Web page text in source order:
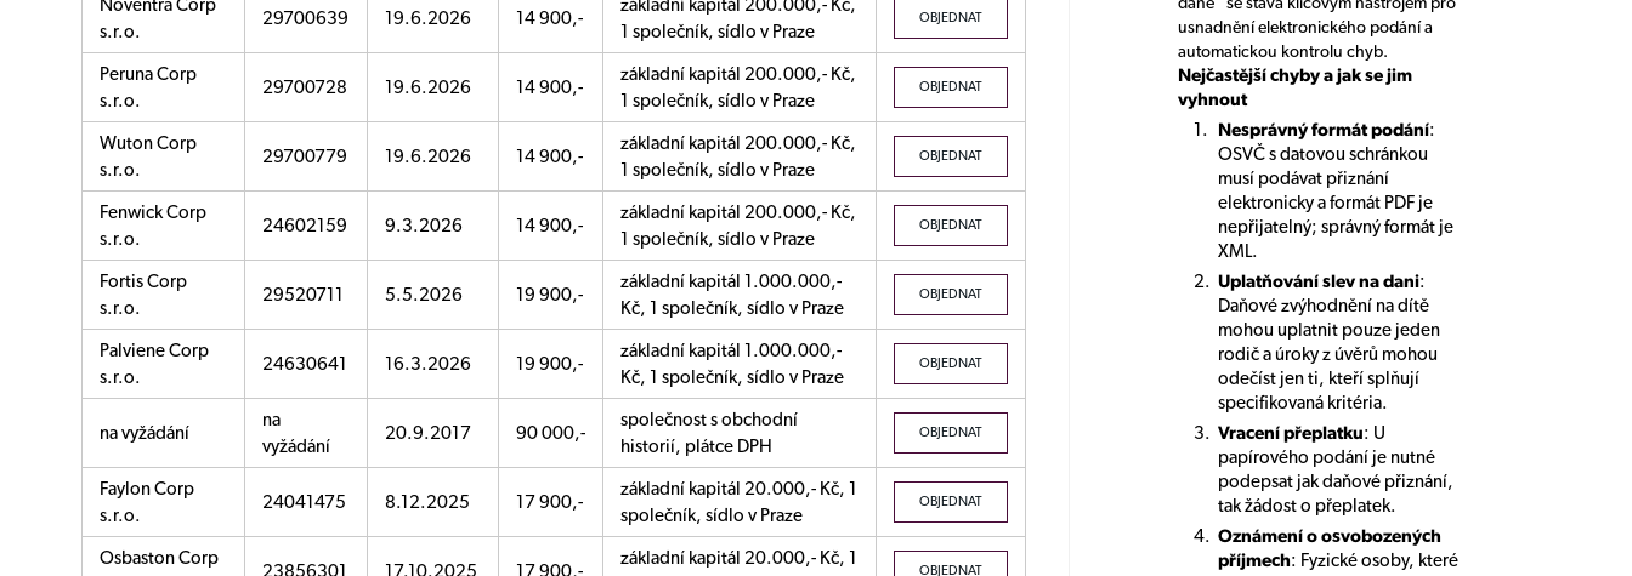
Noventra Corp
s.r.o.
29700639 19.6.2026 14 900,-
základní kapitál 200.000,- Kč,
1 společník, sídlo v Praze
OBJEDNAT
Peruna Corp
s.r.o.
29700728 19.6.2026 14 900,-
základní kapitál 200.000,- Kč,
1 společník, sídlo v Praze
OBJEDNAT
Wuton Corp
s.r.o.
29700779 19.6.2026 14 900,-
základní kapitál 200.000,- Kč,
1 společník, sídlo v Praze
OBJEDNAT
Fenwick Corp
s.r.o.
24602159 9.3.2026 14 900,-
základní kapitál 200.000,- Kč,
1 společník, sídlo v Praze
OBJEDNAT
Fortis Corp
s.r.o.
29520711 5.5.2026 19 900,-
základní kapitál 1.000.000,-
Kč, 1 společník, sídlo v Praze
OBJEDNAT
Palviene Corp
s.r.o.
24630641 16.3.2026 19 900,-
základní kapitál 1.000.000,-
Kč, 1 společník, sídlo v Praze
OBJEDNAT
na vyžádání
na
vyžádání
20.9.2017 90 000,-
společnost s obchodní
historií, plátce DPH
OBJEDNAT
Faylon Corp
s.r.o.
24041475 8.12.2025 17 900,-
základní kapitál 20.000,- Kč, 1
společník, sídlo v Praze
OBJEDNAT
Osbaston Corp
základní kapitál 20.000,- Kč, 1
OBJEDNAT
usnadnění elektronického podání a
automatickou kontrolu chyb.
Nejčastější chyby a jak se jim
vyhnout
Nesprávný formát podání:
OSVČ s datovou schránkou
musí podávat přiznání
elektronicky a formát PDF je
nepřijatelný; správný formát je
XML.
Uplatňování slev na dani:
Daňové zvýhodnění na dítě
mohou uplatnit pouze jeden
rodič a úroky z úvěrů mohou
odečíst jen ti, kteří splňují
specifikovaná kritéria.
Vracení přeplatku: U
papírového podání je nutné
podepsat jak daňové přiznání,
tak žádost o přeplatek.
Oznámení o osvobozených
příjmech: Fyzické osoby, které